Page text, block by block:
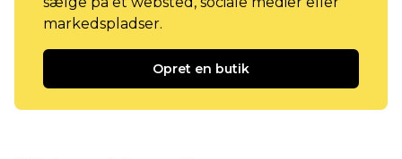
markedspladser.
Opret en butik